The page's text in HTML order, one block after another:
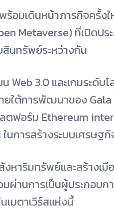
ร้อมเดินหน้าภารกิจครั้ง
Metaverse) ที่เปิดป
นทรัพย์ระหว่างกัน
Web 3.0 และเกมระดับ
ยใต้การพัฒนาของ Gala
ตฟอร์ม Ethereum
การสร้างระบบเศรษฐ
งหาริมทรัพย์และสร้าง
มผ่านการเป็นผู้ประกอบ
เมตาเวิร์สแห่งนี้